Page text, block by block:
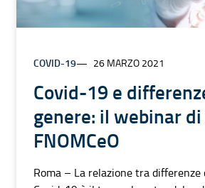
COVID-19 26 MARZO 2021
Covid-19 e
genere: il webinar di
FNOMCeO
Roma – La relazione tra differenze